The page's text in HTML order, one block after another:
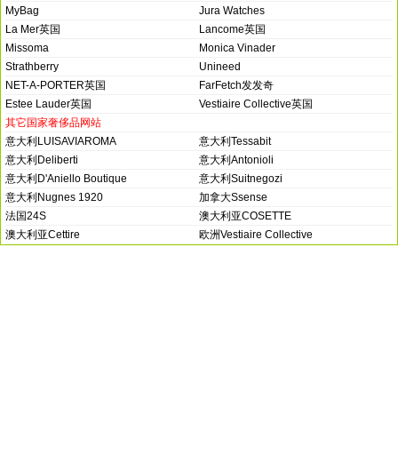
MyBag
Jura Watches
La Mer英国
Lancome英国
Missoma
Monica Vinader
Strathberry
Unineed
NET-A-PORTER英国
FarFetch发发奇
Estee Lauder英国
Vestiaire Collective英国
其它国家奢侈品网站
意大利LUISAVIAROMA
意大利Tessabit
意大利Deliberti
意大利Antonioli
意大利D'Aniello Boutique
意大利Suitnegozi
意大利Nugnes 1920
加拿大Ssense
法国24S
澳大利亚COSETTE
澳大利亚Cettire
欧洲Vestiaire Collective